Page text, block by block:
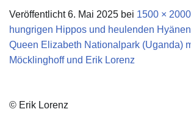
Veröffentlicht6. Mai 2025 bei 1500 × 2000
hungrigen Hippos und heulenden
Queen Elizabeth Nationalpark (Uganda)
Möcklinghoff und Erik Lorenz
© Erik Lorenz